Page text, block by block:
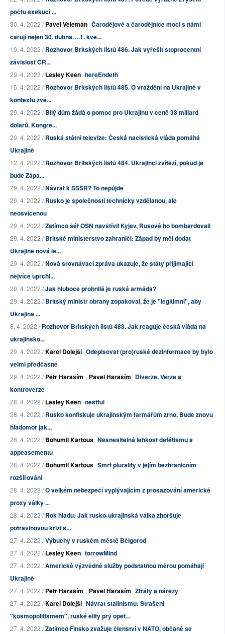
počtu exekucí ...
30. 4. 2022 /Pavel Veleman Čarodějové a čarodějnice moci s námi
čarují nejen 30. dubna….1. kvě...
19. 4. 2022 /Rozhovor Britských listů 486. Jak vyřešit stoprocentní
závislost ČR...
29. 4. 2022 /Lesley Keen hereEndeth
15. 4. 2022 /Rozhovor Britských listů 485. O vraždění na Ukrajině v
kontextu zvě...
29. 4. 2022 /Bílý dům žádá o pomoc pro Ukrajinu v ceně 33 miliard
dolarů. Kongre...
29. 4. 2022 /Ruská státní televize: Česká nacistická vláda pomáhá
Ukrajině
12. 4. 2022 /Rozhovor Britských listů 484. Ukrajinci zvítězí, pokud je
bude Zápa...
29. 4. 2022 /Návrat k SSSR? To nepůjde
29. 4. 2022 /Rusko je společností technicky vzdělanou, ale
neosvícenou
29. 4. 2022 /Zatímco šéf OSN navštívil Kyjev, Rusové ho bombardovali
29. 4. 2022 /Britské ministerstvo zahraničí: Západ by měl dodat
Ukrajině nová le...
29. 4. 2022 /Nová srovnávací zpráva ukazuje, že státy přijímající
nejvíce uprchl...
29. 4. 2022 /Jak hluboce prohnilá je ruská armáda?
29. 4. 2022 /Britský ministr obrany zopakoval, že je "legitimní", aby
Ukrajina ...
8. 4. 2022 /Rozhovor Britských listů 483. Jak reaguje česká vláda na
ukrajinsko...
29. 4. 2022 /Karel Dolejší Odepisovat (pro)ruské dezinformace by bylo
velmi předčasné
29. 4. 2022 /Petr Haraším , Pavel Haraším Diverze, Verze a
kontroverze
28. 4. 2022 /Lesley Keen nestful
28. 4. 2022 /Rusko konfiskuje ukrajinským farmářům zrno. Bude znovu
hladomor jak...
28. 4. 2022 /Bohumil Kartous Nesnesitelná lehkost defétismu a
appeasementu
28. 4. 2022 /Bohumil Kartous Smrt plurality v jejím bezhraničním
rozšiřování
28. 4. 2022 /O velkém nebezpečí vyplývajícím z prosazování americké
proxy války ...
28. 4. 2022 /Rok hladu: Jak rusko-ukrajinská válka zhoršuje
potravinovou krizi s...
27. 4. 2022 /Výbuchy v ruském městě Bělgorod
27. 4. 2022 /Lesley Keen torrowMind
27. 4. 2022 /Americké výzvědné služby podstatnou měrou pomáhají
Ukrajině
27. 4. 2022 /Petr Haraším , Pavel Haraším Ztráty a nářezy
27. 4. 2022 /Karel Dolejší Návrat stalinismu: Strašení
"kosmopolitismem", ruské elity prý opět...
27. 4. 2022 /Zatímco Finsko zvažuje členství v NATO, občané se